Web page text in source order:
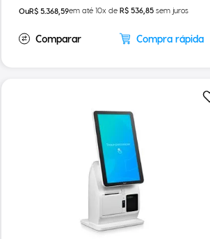
R$ 5.368 ,59em até10x deR$ 536 ,85 sem juros
Compra rápida